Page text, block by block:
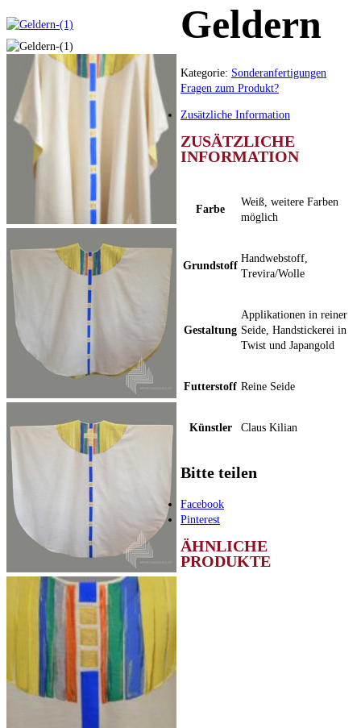
Geldern
Kategorie: Sonderanfertigungen
Fragen zum Produkt?
Zusätzliche Information
ZUSÄTZLICHE
INFORMATION
Farbe
Weiß, weitere Farben
möglich
Grundstoff
Handwebstoff,
Trevira/Wolle
Gestaltung
Applikationen in reiner
Seide, Handstickerei in
Twist und Japangold
Futterstoff Reine Seide
Künstler Claus Kilian
Bitte teilen
Facebook
Pinterest
ÄHNLICHE
PRODUKTE